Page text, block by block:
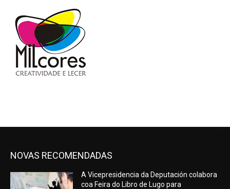
NOVAS RECOMENDADAS
A Vicepresidencia da Deputación colabora
coa Feira do Libro de Lugo para